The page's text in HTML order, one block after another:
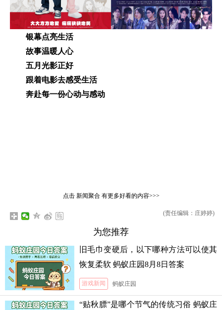
银幕点亮生活
故事温暖人心
五月光影正好
跟着电影去感受生活
奔赴每一份心动与感动
点击 新闻聚合有更多好看的内容>>>
(责任编辑：庄婷婷)
为您推荐
旧毛巾变硬后，以下哪种方法可以使其
恢复柔软 蚂蚁庄园8月8日答案
游戏新闻 蚂蚁庄园
“贴秋膘”是哪个节气的传统习俗 蚂蚁庄